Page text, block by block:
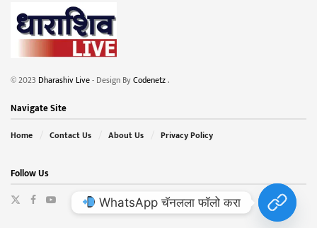
© 2023 Dharashiv Live- Design ByCodenetz.
Navigate Site
Home Contact Us About Us Privacy Policy
Follow Us
WhatsApp चॅनलला फॉलो करा